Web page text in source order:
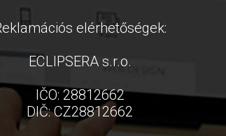
elérhetőségek:
ECLIPSERA s.r.o.
IČO: 28812662
DIČ: CZ28812662